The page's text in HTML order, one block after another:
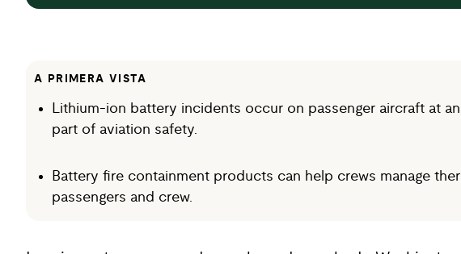
A PRIMERA VISTA
Lithium-ion battery incidents occur on passenger aircraft at
part of aviation safety.
Battery fire containment products can help crews manage
passengers and crew.